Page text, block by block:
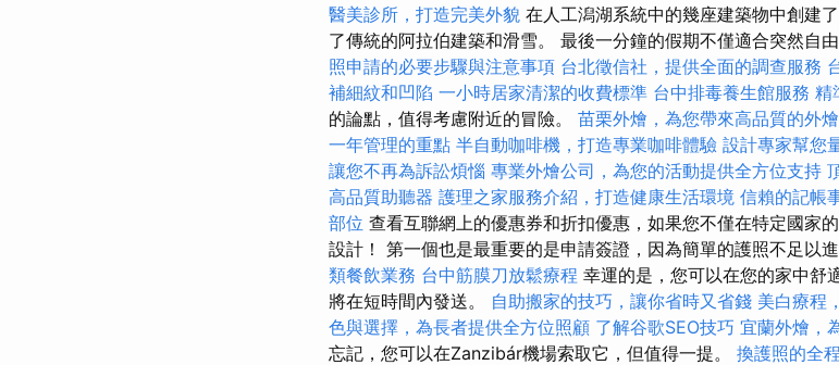
醫美診所，打造完美外貌 在人工潟湖系統中的幾座建築物中創建
了傳統的阿拉伯建築和滑雪。 最後一分鐘的假期不僅適合突然自
照申請的必要步驟與注意事項 台北徵信社，提供全面的調查服務
補細紋和凹陷 一小時居家清潔的收費標準 台中排毒養生館服務 精
的論點，值得考慮附近的冒險。 苗栗外燴，為您帶來高品質的外
一年管理的重點 半自動咖啡機，打造專業咖啡體驗 設計專家幫您
讓您不再為訴訟煩惱 專業外燴公司，為您的活動提供全方位支持
高品質助聽器 護理之家服務介紹，打造健康生活環境 信賴的記帳
部位 查看互聯網上的優惠券和折扣優惠，如果您不僅在特定國家
設計！ 第一個也是最重要的是申請簽證，因為簡單的護照不足以
類餐飲業務 台中筋膜刀放鬆療程 幸運的是，您可以在您的家中舒
將在短時間內發送。 自助搬家的技巧，讓你省時又省錢 美白療程
色與選擇，為長者提供全方位照顧 了解谷歌SEO技巧 宜蘭外燴，
忘記，您可以在Zanzibár機場索取它，但值得一提。 換護照的全